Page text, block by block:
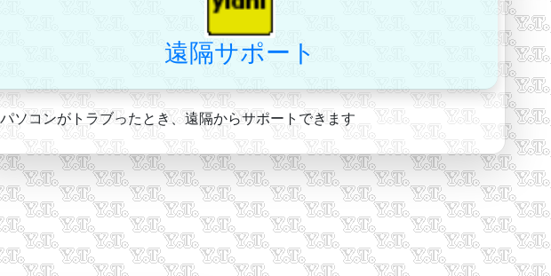
遠隔サポート
パソコンがトラブったとき、遠隔からサポートできます